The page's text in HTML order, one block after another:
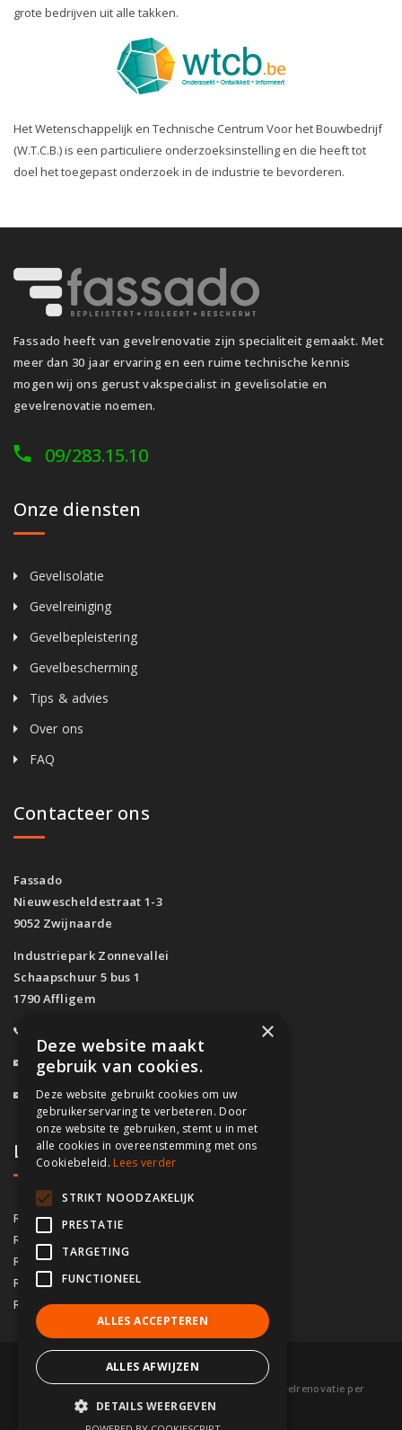
grote bedrijven uit alle takken.
Het Wetenschappelijk en Technische Centrum Voor het Bouwbedrijf
(W.T.C.B.) is een particuliere onderzoeksinstelling en die heeft tot
doel het toegepast onderzoek in de industrie te bevorderen.
Fassado heeft van gevelrenovatie zijn specialiteit gemaakt. Met
meer dan 30 jaar ervaring en een ruime technische kennis
mogen wij ons gerust vakspecialist in gevelisolatie en
gevelrenovatie noemen.
09/283.15.10
Onze diensten
Gevelisolatie
Gevelreiniging
Gevelbepleistering
Gevelbescherming
Tips & advies
Over ons
FAQ
Contacteer ons
Fassado
Nieuwescheldestraat 1-3
9052 Zwijnaarde
Industriepark Zonnevallei
Schaapschuur 5 bus 1
1790 Affligem
info@fassado.be
BTW: BE 0700.617.934
Lokaal contact
Regio Antwerpen
Regio Brussel
Regio Gent 09/283.15.10
Regio Brugge 050/76.00.21
Regio Kortrijk 056/92.10.73
© 2026 Fassado |Voorwaarden|Sitemap
Gevelrenovatie per
gemeente|Partners
×
Deze website maakt
gebruik van cookies.
Deze website gebruikt cookies om uw
gebruikerservaring te verbeteren. Door
onze website te gebruiken, stemt u in met
alle cookies in overeenstemming met ons
Cookiebeleid. Lees verder
STRIKT NOODZAKELIJK
PRESTATIE
TARGETING
FUNCTIONEEL
ALLES ACCEPTEREN
ALLES AFWIJZEN
DETAILS WEERGEVEN